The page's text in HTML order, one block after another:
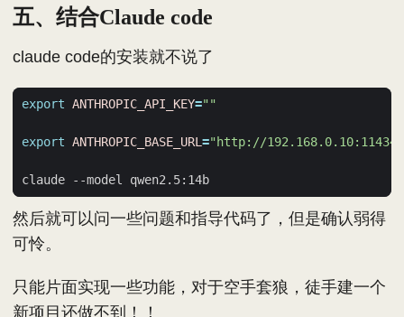
五、结合Claude code
claude code的安装就不说了
export ANTHROPIC_API_KEY=""
export ANTHROPIC_BASE_URL ="http://192.168.0.10:11434"
然后就可以问一些问题和指导代码了，但是确认弱得
可怜。
只能片面实现一些功能，对于空手套狼，徒手建一个
新项目还做不到！！